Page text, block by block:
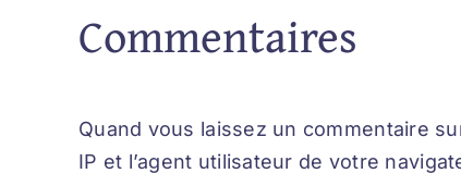
Commentaires
Quand vous laissez un commentaire
IP et l’agent utilisateur de votre